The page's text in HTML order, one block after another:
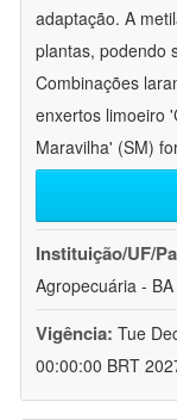
adaptação. A
plantas, podendo
Combinações
enxertos limoeiro
Maravilha' (SM)
Instituição/UF/
Agropecuária -
Vigência: Tue
00:00:00 BRT